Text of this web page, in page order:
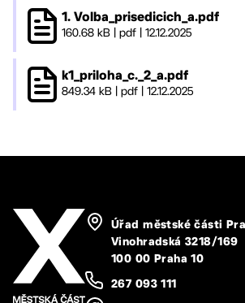
1. Volba_prisedicich_a.pdf
160.68 kB pdf 12.12.2025
k1_priloha_c._2_a.pdf
849.34 kB pdf 12.12.2025
Úřad městské části
Vinohradská 3218/169
100 00 Praha 10
267 093 111